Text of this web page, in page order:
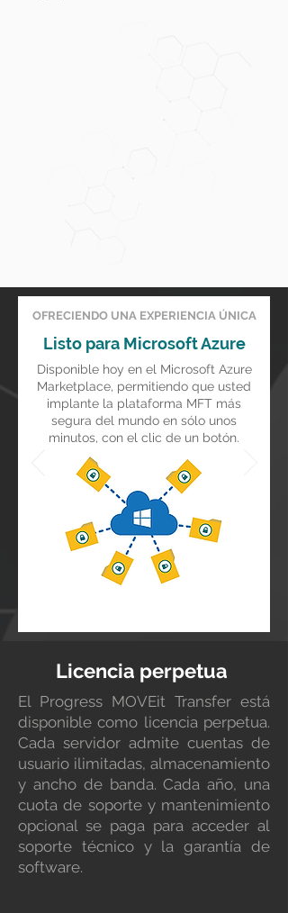
OFRECIENDO UNA EXPERIENCIA ÚNICA
Listo para Microsoft Azure
Disponible hoy en el Microsoft Azure
Marketplace, permitiendo que usted
implante la plataforma MFT más
segura del mundo en sólo unos
minutos, con el clic de un botón.
Licencia perpetua
El Progress MOVEit Transfer está
disponible como licencia perpetua.
Cada servidor admite cuentas de
usuario ilimitadas, almacenamiento
y ancho de banda. Cada año, una
cuota de soporte y mantenimiento
opcional se paga para acceder al
soporte técnico y la garantía de
software.